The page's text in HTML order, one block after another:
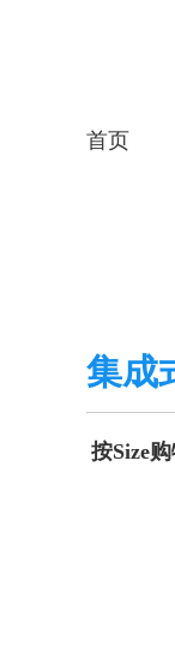
首页
集成
按Size